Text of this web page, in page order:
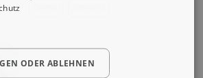
ODER ABLEHNEN